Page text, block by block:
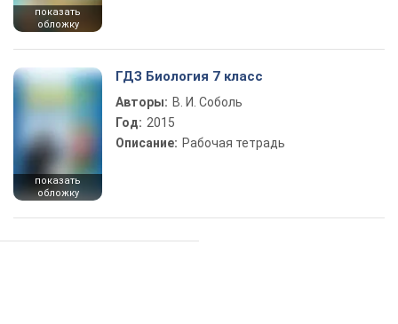
показать
обложку
показать
обложку
ГДЗ Биология 7 класс
Авторы: В. И. Соболь
Год: 2015
Описание: Рабочая тетрадь